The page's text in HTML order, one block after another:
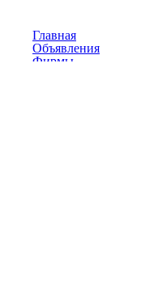
Главная
Объявления
Фирмы